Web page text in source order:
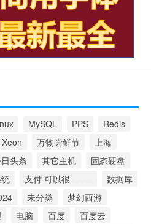
MySQL PPS
Redis
Xeon 万物尝鲜节
上海
头条 其它主机
固态硬盘
支付 可以很 ____
数据库
未分类
梦幻西游
电脑 百度
百度云